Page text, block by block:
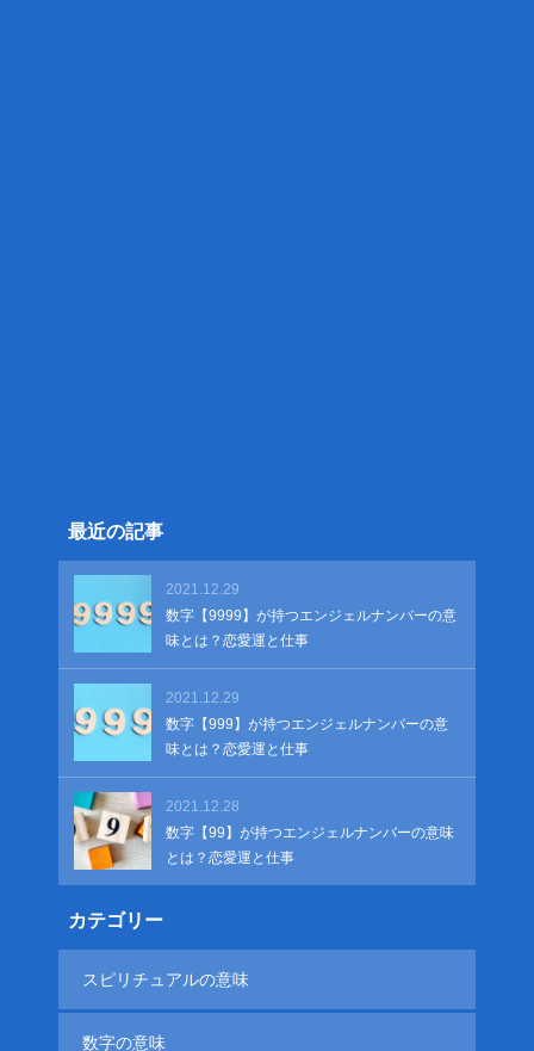
最近の記事
2021.12.29
数字【9999】が持つエンジェルナンバーの意
味とは？恋愛運と仕事
2021.12.29
数字【999】が持つエンジェルナンバーの意
味とは？恋愛運と仕事
2021.12.28
数字【99】が持つエンジェルナンバーの意味
とは？恋愛運と仕事
カテゴリー
スピリチュアルの意味
数字の意味